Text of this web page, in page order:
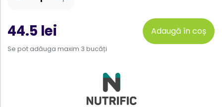
44.5 lei Adaugă în coș
Se pot adăuga maxim 3 bucăți